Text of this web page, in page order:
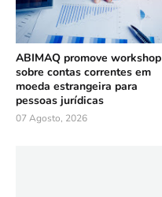
ABIMAQ promove workshop
sobre contas correntes em
moeda estrangeira para
pessoas jurídicas
07 Agosto, 2026